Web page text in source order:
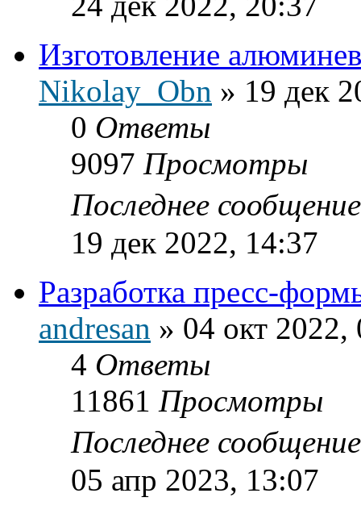
Изготовление
Nikolay_Obn » 19 дек
0 Ответы
9097 Просмотры
Последнее
19 дек 2022, 14:37
Разработка пресс-
andresan » 04 окт 2022,
4 Ответы
11861 Просмотры
Последнее
05 апр 2023, 13:07